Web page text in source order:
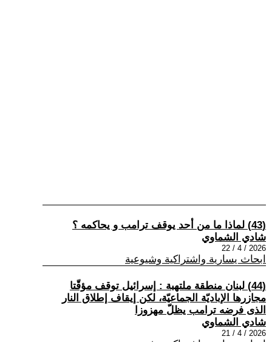
(43) لماذا ما من أحد يوقف ترامب و يحاكمه ؟
شادي الشماوي
2026 / 4 / 22
ابحاث يسارية واشتراكية وشيوعية
(44) لبنان منطقة ملتهبة : إسرائيل توقف مؤقّتا
مجازرها الإباديّة الجماعيّة، لكن إيقاف إطلاق النار
الذى فرضه ترامب يظلّ مهزوزا
شادي الشماوي
2026 / 4 / 21